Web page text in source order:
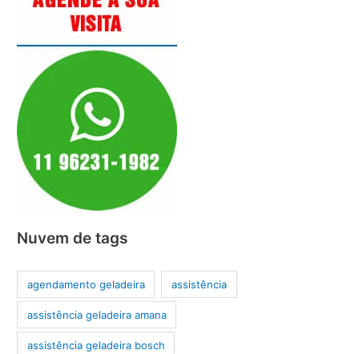
Nuvem de tags
agendamento geladeira assistência
assistência geladeira amana
assistência geladeira bosch